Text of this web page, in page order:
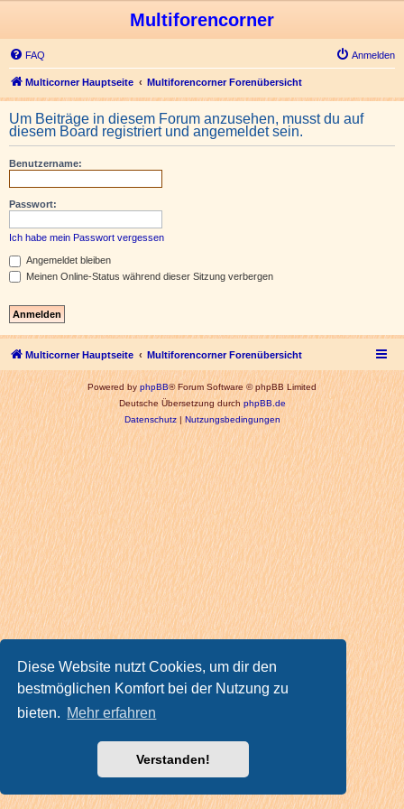
Diese Website nutzt Cookies, um dir den
bestmöglichen Komfort bei der Nutzung zu
bieten. Mehr erfahren
Verstanden!
Multiforencorner
FAQ Anmelden
Multicorner Hauptseite Multiforencorner Forenübersicht
Um Beiträge in diesem Forum anzusehen, musst du auf
diesem Board registriert und angemeldet sein.
Benutzername:
Passwort:
Ich habe mein Passwort vergessen
Angemeldet bleiben
Meinen Online-Status während dieser Sitzung verbergen
Multicorner Hauptseite Multiforencorner Forenübersicht
Powered byphpBB® Forum Software © phpBB Limited
Deutsche Übersetzung durchphpBB.de
Datenschutz|Nutzungsbedingungen